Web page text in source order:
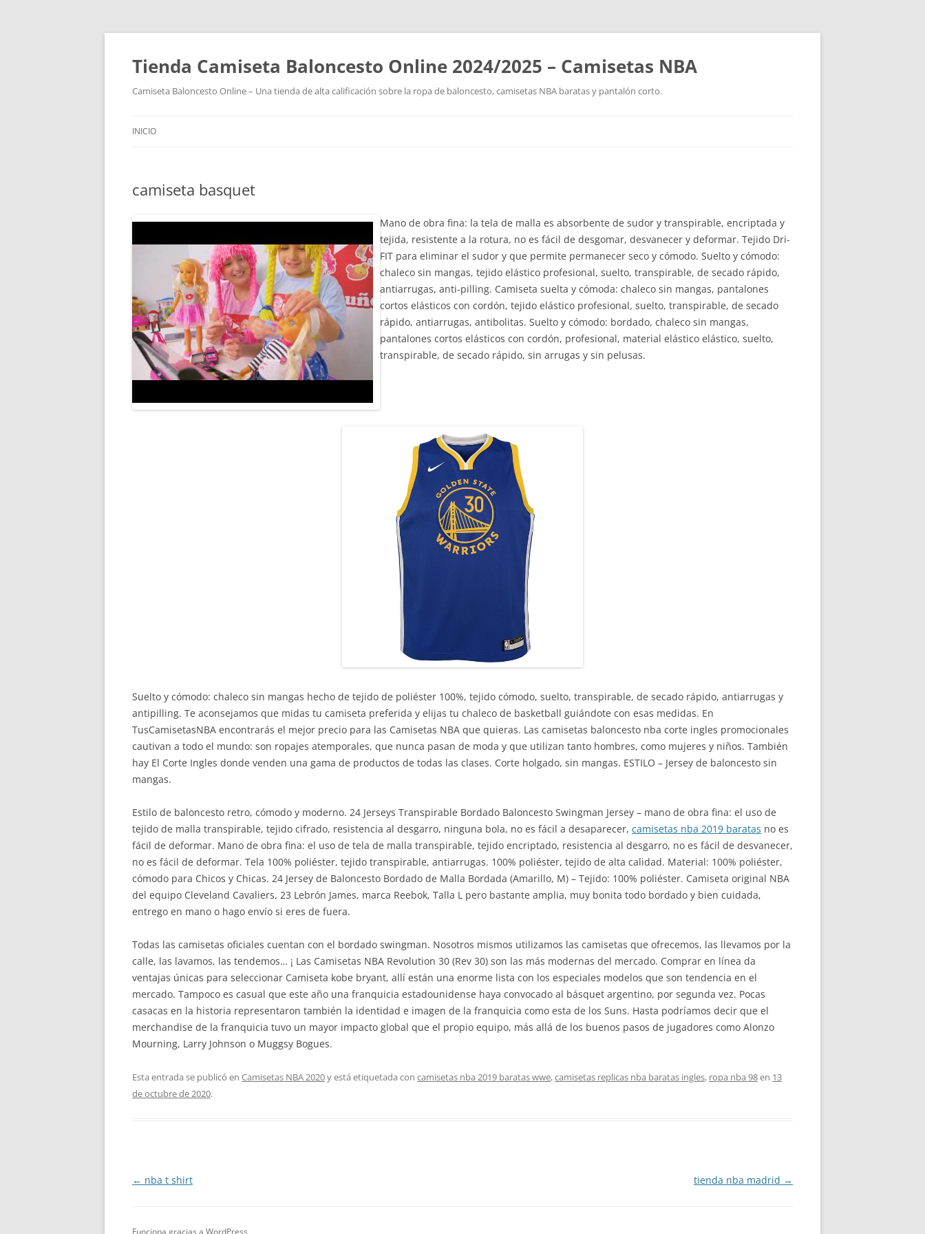
Tienda Camiseta Baloncesto Online 2024/2025 – Camisetas NBA
Camiseta Baloncesto Online – Una tienda de alta calificación sobre la ropa de baloncesto, camisetas NBA baratas y pantalón corto.
INICIO
camiseta basquet
Mano de obra fina: la tela de malla es absorbente de sudor y transpirable, encriptada y
tejida, resistente a la rotura, no es fácil de desgomar, desvanecer y deformar. Tejido Dri-
FIT para eliminar el sudor y que permite permanecer seco y cómodo. Suelto y cómodo:
chaleco sin mangas, tejido elástico profesional, suelto, transpirable, de secado rápido,
antiarrugas, anti-pilling. Camiseta suelta y cómoda: chaleco sin mangas, pantalones
cortos elásticos con cordón, tejido elástico profesional, suelto, transpirable, de secado
rápido, antiarrugas, antibolitas. Suelto y cómodo: bordado, chaleco sin mangas,
pantalones cortos elásticos con cordón, profesional, material elástico elástico, suelto,
transpirable, de secado rápido, sin arrugas y sin pelusas.
Suelto y cómodo: chaleco sin mangas hecho de tejido de poliéster 100%, tejido cómodo, suelto, transpirable, de secado rápido, antiarrugas y
antipilling. Te aconsejamos que midas tu camiseta preferida y elijas tu chaleco de basketball guiándote con esas medidas. En
TusCamisetasNBA encontrarás el mejor precio para las Camisetas NBA que quieras. Las camisetas baloncesto nba corte ingles promocionales
cautivan a todo el mundo: son ropajes atemporales, que nunca pasan de moda y que utilizan tanto hombres, como mujeres y niños. También
hay El Corte Ingles donde venden una gama de productos de todas las clases. Corte holgado, sin mangas. ESTILO – Jersey de baloncesto sin
mangas.
Estilo de baloncesto retro, cómodo y moderno. 24 Jerseys Transpirable Bordado Baloncesto Swingman Jersey – mano de obra fina: el uso de
tejido de malla transpirable, tejido cifrado, resistencia al desgarro, ninguna bola, no es fácil a desaparecer, camisetas nba 2019 baratas no es
fácil de deformar. Mano de obra fina: el uso de tela de malla transpirable, tejido encriptado, resistencia al desgarro, no es fácil de desvanecer,
no es fácil de deformar. Tela 100% poliéster, tejido transpirable, antiarrugas. 100% poliéster, tejido de alta calidad. Material: 100% poliéster,
cómodo para Chicos y Chicas. 24 Jersey de Baloncesto Bordado de Malla Bordada (Amarillo, M) – Tejido: 100% poliéster. Camiseta original NBA
del equipo Cleveland Cavaliers, 23 Lebrón James, marca Reebok, Talla L pero bastante amplia, muy bonita todo bordado y bien cuidada,
entrego en mano o hago envío si eres de fuera.
Todas las camisetas oficiales cuentan con el bordado swingman. Nosotros mismos utilizamos las camisetas que ofrecemos, las llevamos por la
calle, las lavamos, las tendemos… ¡ Las Camisetas NBA Revolution 30 (Rev 30) son las más modernas del mercado. Comprar en línea da
ventajas únicas para seleccionar Camiseta kobe bryant, allí están una enorme lista con los especiales modelos que son tendencia en el
mercado. Tampoco es casual que este año una franquicia estadounidense haya convocado al básquet argentino, por segunda vez. Pocas
casacas en la historia representaron también la identidad e imagen de la franquicia como esta de los Suns. Hasta podríamos decir que el
merchandise de la franquicia tuvo un mayor impacto global que el propio equipo, más allá de los buenos pasos de jugadores como Alonzo
Mourning, Larry Johnson o Muggsy Bogues.
Esta entrada se publicó en Camisetas NBA 2020y está etiquetada con camisetas nba 2019 baratas wwe,camisetas replicas nba baratas ingles, ropa nba 98en 13
de octubre de 2020.
Navegación
← nba t shirt tienda nba madrid →
Funciona gracias a WordPress